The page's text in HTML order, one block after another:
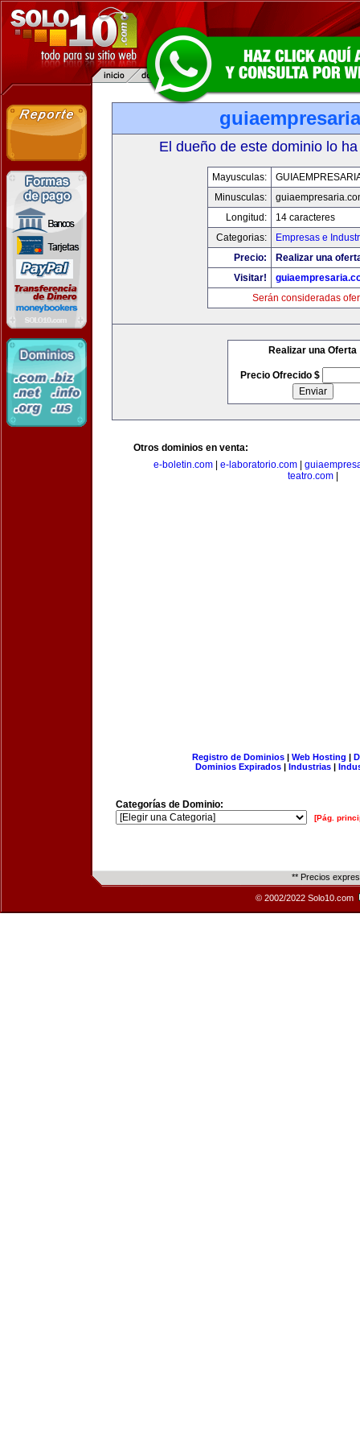
El dueño de este dominio lo
Mayusculas:
Minusculas:
Longitud:
14 caracteres
Categorias:
Empresas e
Precio:
Realizar una
Visitar!
Serán consideradas
Realizar una Oferta
Precio Ofrecido $
Otros dominios en venta:
e-boletin.com
e-laboratorio.com
teatro.com|
Registro de Dominios| Web Hosting |
Dominios Expirados | Industrias |
Categorías de Dominio:
[Pág.
** Precios
© 2002/2022 Solo10.com